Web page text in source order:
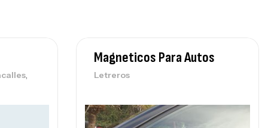
Magneticos Para Autos
Letreros